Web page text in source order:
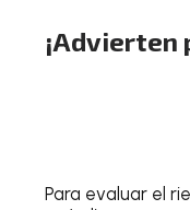
¡Advierten
Para evaluar el